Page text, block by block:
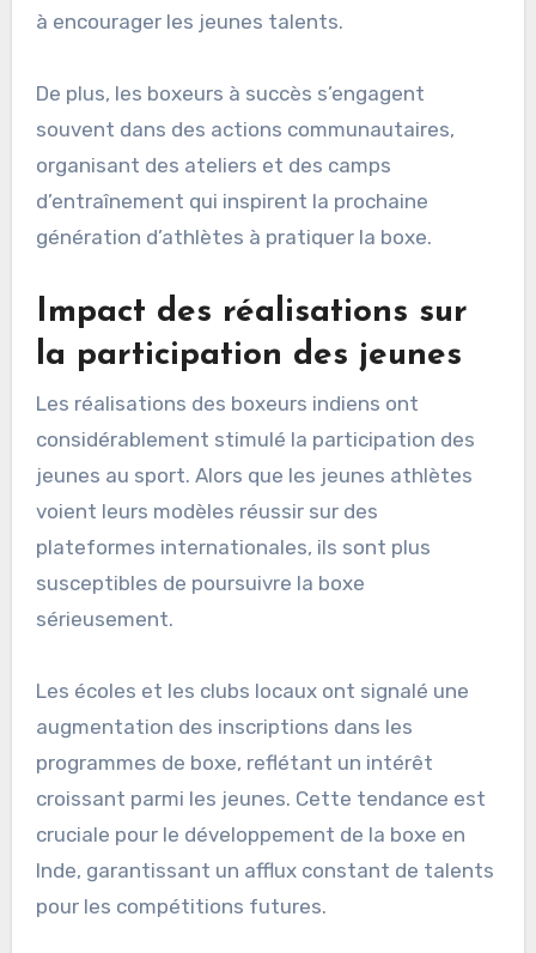
à encourager les jeunes talents.
De plus, les boxeurs à succès s’engagent
souvent dans des actions communautaires,
organisant des ateliers et des camps
d’entraînement qui inspirent la prochaine
génération d’athlètes à pratiquer la boxe.
Impact des réalisations sur
la participation des jeunes
Les réalisations des boxeurs indiens ont
considérablement stimulé la participation des
jeunes au sport. Alors que les jeunes athlètes
voient leurs modèles réussir sur des
plateformes internationales, ils sont plus
susceptibles de poursuivre la boxe
sérieusement.
Les écoles et les clubs locaux ont signalé une
augmentation des inscriptions dans les
programmes de boxe, reflétant un intérêt
croissant parmi les jeunes. Cette tendance est
cruciale pour le développement de la boxe en
Inde, garantissant un afflux constant de talents
pour les compétitions futures.